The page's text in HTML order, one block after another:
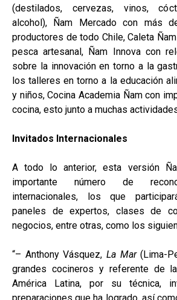
(destilados, cervezas, vinos,
alcohol), Ñam Mercado con más
productores de todo Chile, Caleta
pesca artesanal, Ñam Innova con
sobre la innovación en torno a la
los talleres en torno a la educación
y niños, Cocina Academia Ñam con
cocina, esto junto a muchas
Invitados Internacionales
A todo lo anterior, esta versión
importante número de
internacionales, los que
paneles de expertos, clases de
negocios, entre otras, como los
“– Anthony Vásquez, La Mar(Lima-
grandes cocineros y referente de
América Latina, por su técnica,
preparaciones que ha logrado, así